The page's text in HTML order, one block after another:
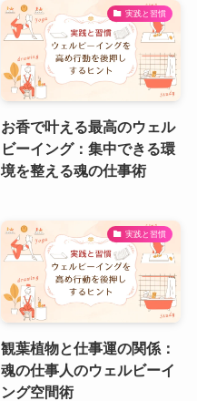
実践と習慣
お香で叶える最高のウェル
ビーイング：集中できる環
境を整える魂の仕事術
実践と習慣
観葉植物と仕事運の関係：
魂の仕事人のウェルビーイ
ング空間術